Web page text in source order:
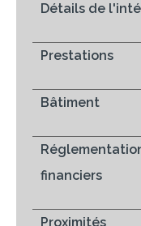
Détails de
Prestations
Bâtiment
financiers
Proximités